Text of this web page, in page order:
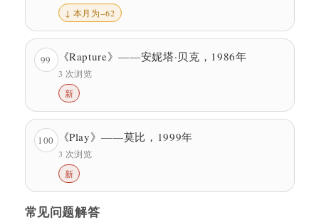
↓ 本月为−62
99 《Rapture》——安妮塔·贝克，1986年
3 次浏览
新
100 《Play》——莫比，1999年
3 次浏览
新
常见问题解答